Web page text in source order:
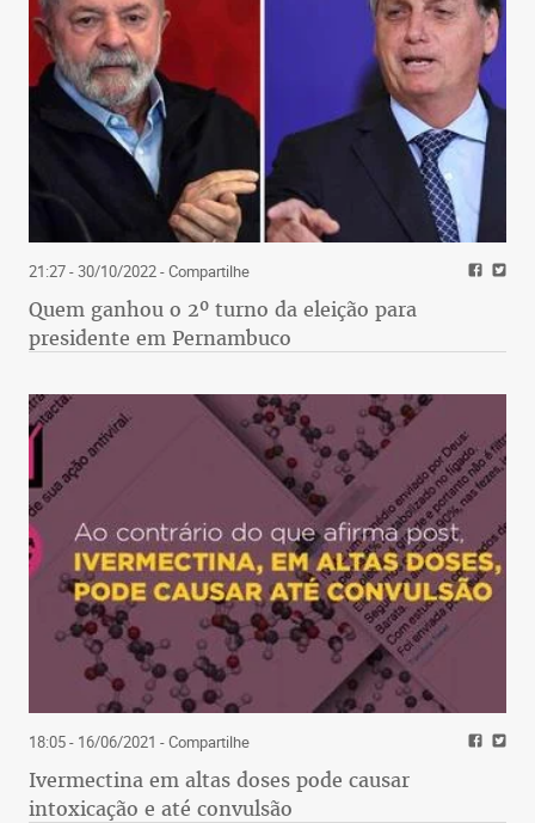
21:27 - 30/10/2022- Compartilhe
Quem ganhou o 2º turno da eleição para
presidente em Pernambuco
18:05 - 16/06/2021 - Compartilhe
Ivermectina em altas doses pode causar
intoxicação e até convulsão